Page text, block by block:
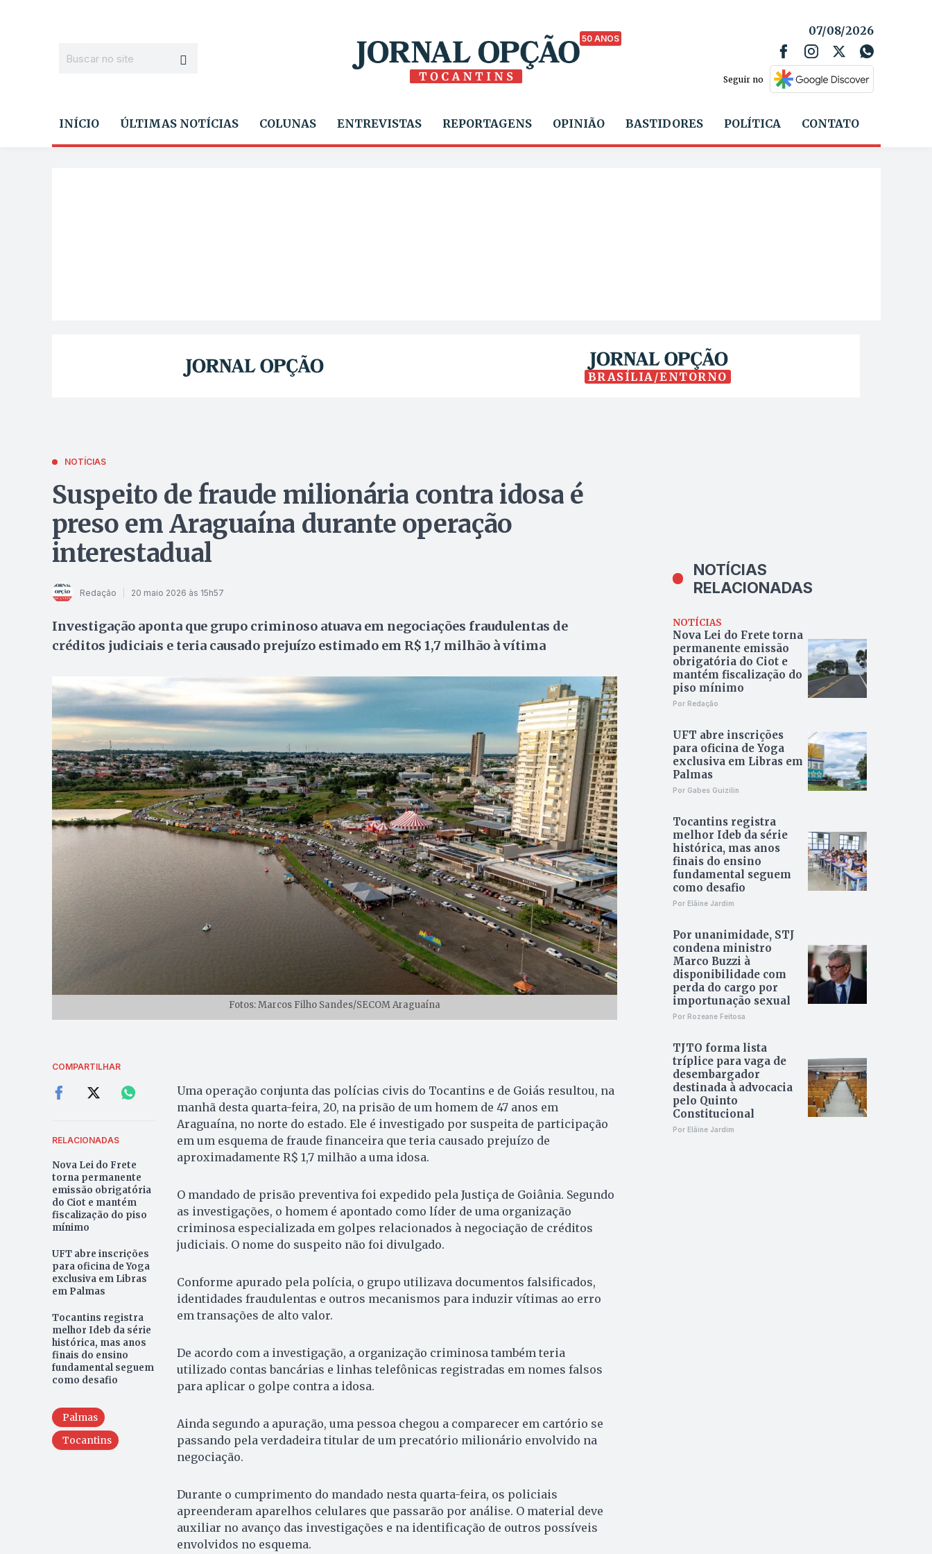
50 ANOS
07/08/2026
Seguir no
INÍCIO ÚLTIMAS NOTÍCIAS COLUNAS ENTREVISTAS REPORTAGENS OPINIÃO BASTIDORES POLÍTICA CONTATO
BRASÍLIA/ENTORNO
NOTÍCIAS
Suspeito de fraude milionária contra idosa é
preso em Araguaína durante operação
interestadual
Redação 20 maio 2026 às 15h57
Investigação aponta que grupo criminoso atuava em negociações fraudulentas de
créditos judiciais e teria causado prejuízo estimado em R$ 1,7 milhão à vítima
Fotos: Marcos Filho Sandes/SECOM Araguaína
COMPARTILHAR
RELACIONADAS
Nova Lei do Frete
torna permanente
emissão obrigatória
do Ciot e mantém
fiscalização do piso
mínimo
UFT abre inscrições
para oficina de Yoga
exclusiva em Libras
em Palmas
Tocantins registra
melhor Ideb da série
histórica, mas anos
finais do ensino
fundamental seguem
como desafio
Palmas
Tocantins
Uma operação conjunta das polícias civis do Tocantins e de Goiás resultou, na
manhã desta quarta-feira, 20, na prisão de um homem de 47 anos em
Araguaína, no norte do estado. Ele é investigado por suspeita de participação
em um esquema de fraude financeira que teria causado prejuízo de
aproximadamente R$ 1,7 milhão a uma idosa.
O mandado de prisão preventiva foi expedido pela Justiça de Goiânia. Segundo
as investigações, o homem é apontado como líder de uma organização
criminosa especializada em golpes relacionados à negociação de créditos
judiciais. O nome do suspeito não foi divulgado.
Conforme apurado pela polícia, o grupo utilizava documentos falsificados,
identidades fraudulentas e outros mecanismos para induzir vítimas ao erro
em transações de alto valor.
De acordo com a investigação, a organização criminosa também teria
utilizado contas bancárias e linhas telefônicas registradas em nomes falsos
para aplicar o golpe contra a idosa.
Ainda segundo a apuração, uma pessoa chegou a comparecer em cartório se
passando pela verdadeira titular de um precatório milionário envolvido na
negociação.
Durante o cumprimento do mandado nesta quarta-feira, os policiais
apreenderam aparelhos celulares que passarão por análise. O material deve
auxiliar no avanço das investigações e na identificação de outros possíveis
envolvidos no esquema.
NOTÍCIAS
RELACIONADAS
NOTÍCIAS
Nova Lei do Frete torna
permanente emissão
obrigatória do Ciot e
mantém fiscalização do
piso mínimo
Por Redação
UFT abre inscrições
para oficina de Yoga
exclusiva em Libras em
Palmas
Por Gabes Guizilin
Tocantins registra
melhor Ideb da série
histórica, mas anos
finais do ensino
fundamental seguem
como desafio
Por Elâine Jardim
Por unanimidade, STJ
condena ministro
Marco Buzzi à
disponibilidade com
perda do cargo por
importunação sexual
Por Rozeane Feitosa
TJTO forma lista
tríplice para vaga de
desembargador
destinada à advocacia
pelo Quinto
Constitucional
Por Elâine Jardim